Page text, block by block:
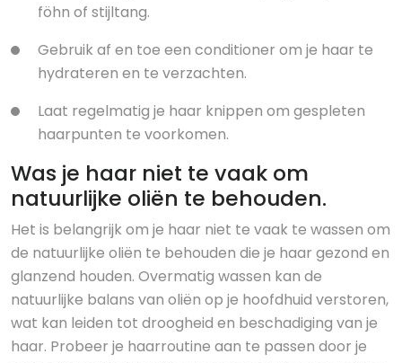
föhn of stijltang.
Gebruik af en toe een conditioner om je haar te
hydrateren en te verzachten.
Laat regelmatig je haar knippen om gespleten
haarpunten te voorkomen.
Was je haar niet te vaak om
natuurlijke oliën te behouden.
Het is belangrijk om je haar niet te vaak te wassen om
de natuurlijke oliën te behouden die je haar gezond en
glanzend houden. Overmatig wassen kan de
natuurlijke balans van oliën op je hoofdhuid verstoren,
wat kan leiden tot droogheid en beschadiging van je
haar. Probeer je haarroutine aan te passen door je